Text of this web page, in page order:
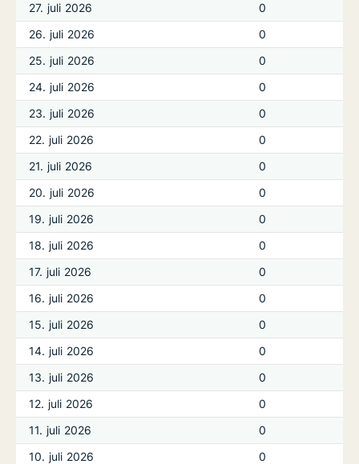
27. juli 2026
0
26. juli 2026
0
25. juli 2026
0
24. juli 2026
0
23. juli 2026
0
22. juli 2026
0
21. juli 2026
0
20. juli 2026
0
19. juli 2026
0
18. juli 2026
0
17. juli 2026
0
16. juli 2026
0
15. juli 2026
0
14. juli 2026
0
13. juli 2026
0
12. juli 2026
0
11. juli 2026
0
10. juli 2026
0